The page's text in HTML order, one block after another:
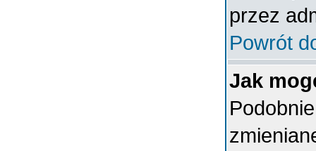
przez
Powrót
Jak